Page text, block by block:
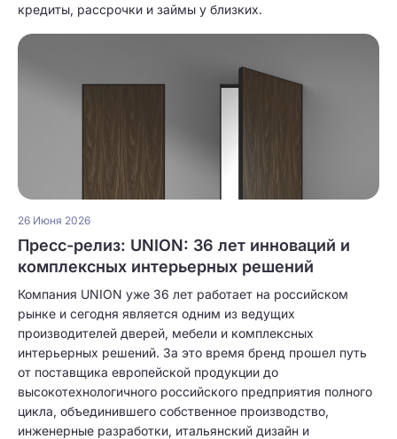
кредиты, рассрочки и займы у близких.
26 Июня 2026
Пресс-релиз: UNION: 36 лет инноваций и
комплексных интерьерных решений
Компания UNION уже 36 лет работает на российском
рынке и сегодня является одним из ведущих
производителей дверей, мебели и комплексных
интерьерных решений. За это время бренд прошел путь
от поставщика европейской продукции до
высокотехнологичного российского предприятия полного
цикла, объединившего собственное производство,
инженерные разработки, итальянский дизайн и